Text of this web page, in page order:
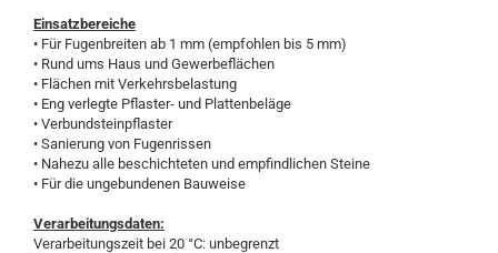
Einsatzbereiche
• Für Fugenbreiten ab 1 mm (empfohlen bis 5 mm)
• Rund ums Haus und Gewerbeflächen
• Flächen mit Verkehrsbelastung
• Eng verlegte Pflaster- und Plattenbeläge
• Verbundsteinpflaster
• Sanierung von Fugenrissen
• Nahezu alle beschichteten und empfindlichen Steine
• Für die ungebundenen Bauweise
Verarbeitungsdaten:
Verarbeitungszeit bei 20 °C: unbegrenzt